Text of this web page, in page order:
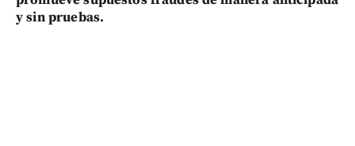
y sin pruebas.